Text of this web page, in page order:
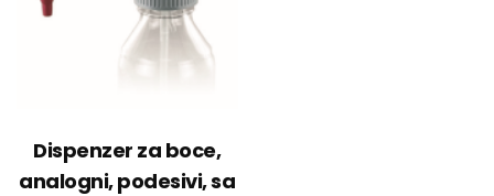
Dispenzer za boce,
analogni, podesivi, sa